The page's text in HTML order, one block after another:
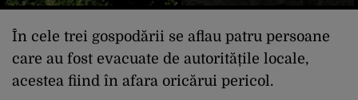
În cele trei gospodării se aflau patru persoane
care au fost evacuate de autoritățile locale,
acestea fiind în afara oricărui pericol.